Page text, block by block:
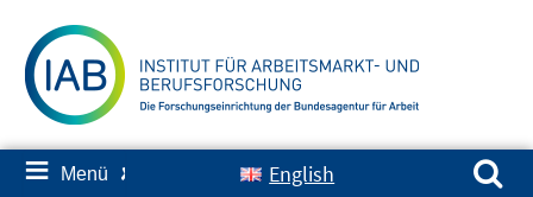
zum
Inhalt
≡ Menü ✘ English
Suchen nach: